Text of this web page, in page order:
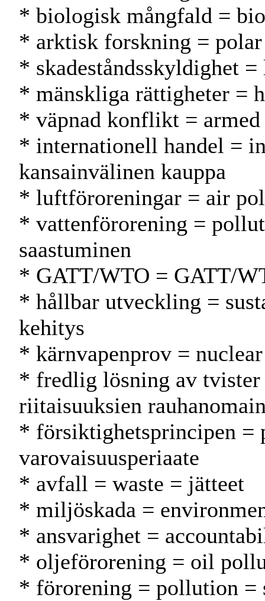
* biologisk mångfald =
* arktisk forskning =
* skadeståndsskyldighet
* mänskliga rättigheter =
* väpnad konflikt =
* internationell handel =
kansainvälinen kauppa
* luftföroreningar = air
* vattenförorening =
saastuminen
* GATT/WTO = GATT/
* hållbar utveckling =
kehitys
* kärnvapenprov =
* fredlig lösning av tvister
riitaisuuksien
* försiktighetsprincipen =
varovaisuusperiaate
* avfall = waste = jätteet
* miljöskada =
* ansvarighet =
* oljeförorening = oil
* förorening = pollution =